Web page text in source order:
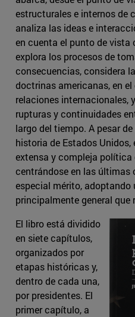
estructurales e internos de
analiza las ideas e
en cuenta el punto de
explora los procesos de
consecuencias, considera
doctrinas americanas, en
relaciones internacionales,
rupturas y continuidades
largo del tiempo. A pesar
historia de Estados
extensa y compleja política
centrándose en las últimas
especial mérito, adoptando
principalmente general
El libro está dividido
en siete capítulos,
organizados por
etapas históricas y,
dentro de cada una,
por presidentes. El
primer capítulo, a